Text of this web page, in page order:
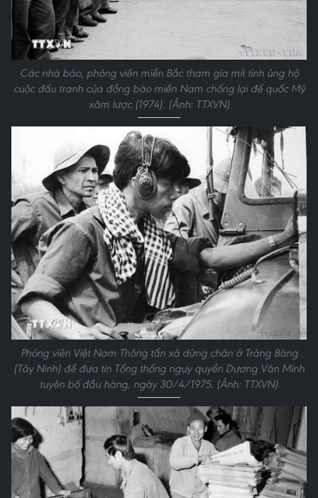
Các nhà báo, phóng viên miền Bắc tham gia mít tinh ủng hộ
cuộc đấu tranh của đồng bào miền Nam chống lại đế quốc Mỹ
xâm lược (1974). (Ảnh: TTXVN)
Phóng viên Việt Nam Thông tấn xã dừng chân ở Trảng Bàng
(Tây Ninh) để đưa tin Tổng thống ngụy quyền Dương Văn Minh
tuyên bố đầu hàng, ngày 30/4/1975. (Ảnh: TTXVN)